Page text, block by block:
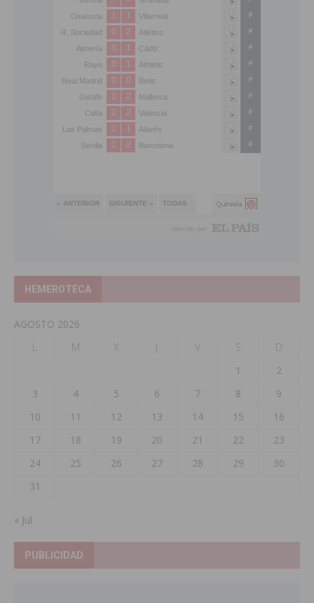
HEMEROTECA
AGOSTO 2026
L
M X J V S
D
1
2
3
4 5 6 7 8
9
10
11 12 13 14 15
16
17
18 19 20 21 22
23
24
25 26 27 28 29
30
31
« Jul
PUBLICIDAD